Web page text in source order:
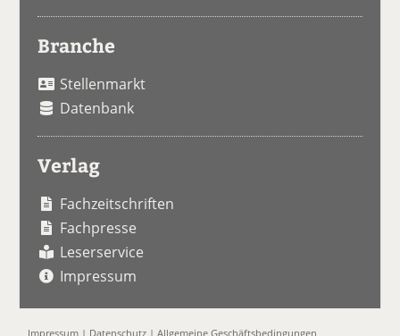
Branche
Stellenmarkt
Datenbank
Verlag
Fachzeitschriften
Fachpresse
Leserservice
Impressum
Impressum | Datenschutz |Allgemeine Geschäftsbedingungen